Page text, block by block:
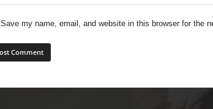
Save my name, email, and website in this browser for the